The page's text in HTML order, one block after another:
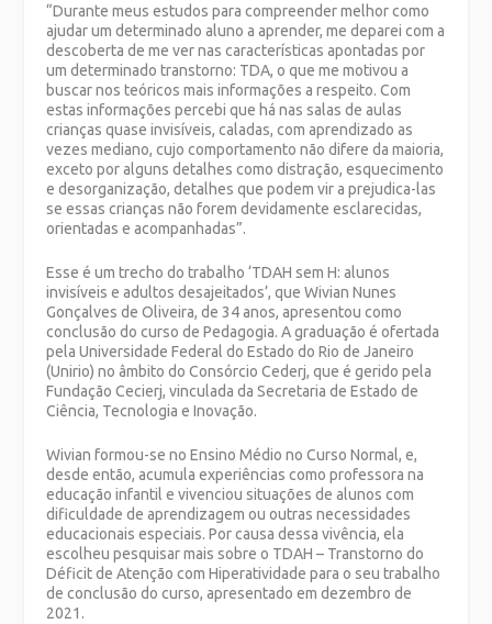
“Durante meus estudos para compreender melhor como
ajudar um determinado aluno a aprender, me deparei com a
descoberta de me ver nas características apontadas por
um determinado transtorno: TDA, o que me motivou a
buscar nos teóricos mais informações a respeito. Com
estas informações percebi que há nas salas de aulas
crianças quase invisíveis, caladas, com aprendizado as
vezes mediano, cujo comportamento não difere da maioria,
exceto por alguns detalhes como distração, esquecimento
e desorganização, detalhes que podem vir a prejudica-las
se essas crianças não forem devidamente esclarecidas,
orientadas e acompanhadas”.
Esse é um trecho do trabalho ‘TDAH sem H: alunos
invisíveis e adultos desajeitados’, que Wivian Nunes
Gonçalves de Oliveira, de 34 anos, apresentou como
conclusão do curso de Pedagogia. A graduação é ofertada
pelaUniversidade Federal do Estado do Rio de Janeiro
(Unirio) no âmbito do Consórcio Cederj, que é gerido pela
Fundação Cecierj, vinculada da Secretaria de Estado de
Ciência, Tecnologia e Inovação.
Wivian formou-se no Ensino Médio no Curso Normal, e,
desde então, acumula experiências como professora na
educação infantil e vivenciou situações de alunos com
dificuldade de aprendizagem ou outras necessidades
educacionais especiais. Por causa dessa vivência, ela
escolheu pesquisar mais sobre o TDAH – Transtorno do
Déficit de Atenção com Hiperatividadepara o seu trabalho
de conclusão do curso, apresentado em dezembro de
2021.